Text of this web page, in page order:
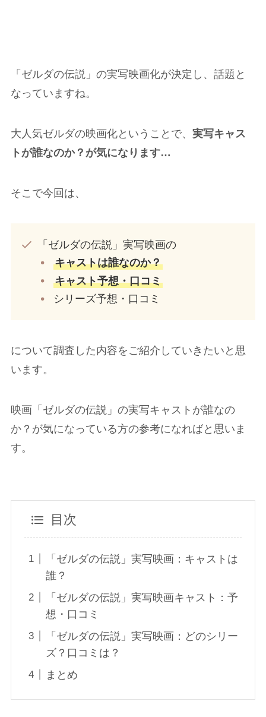
「ゼルダの伝説」の実写映画化が決定し、話題と
なっていますね。
大人気ゼルダの映画化ということで、 実写キャス
トが誰なのか？が気になります…
そこで今回は、
「ゼルダの伝説」実写映画の
キャストは誰なのか？
キャスト予想・口コミ
シリーズ予想・口コミ
について調査した内容をご紹介していきたいと思
います。
映画「ゼルダの伝説」の実写キャストが誰なの
か？が気になっている方の参考になればと思いま
す。
目次
「ゼルダの伝説」実写映画：キャストは
誰？
「ゼルダの伝説」実写映画キャスト：予
想・口コミ
「ゼルダの伝説」実写映画：どのシリー
ズ？口コミは？
まとめ